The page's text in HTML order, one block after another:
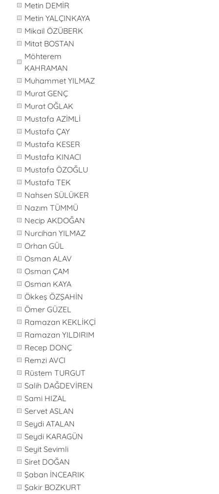
Metin DEMİR
Metin YALÇINKAYA
Mikail ÖZÜBERK
Mitat BOSTAN
Möhterem
KAHRAMAN
Muhammet YILMAZ
Murat GENÇ
Murat OĞLAK
Mustafa AZİMLİ
Mustafa ÇAY
Mustafa KESER
Mustafa KINACI
Mustafa ÖZOĞLU
Mustafa TEK
Nahsen SÜLÜKER
Nazım TÜMMÜ
Necip AKDOĞAN
Nurcihan YILMAZ
Orhan GÜL
Osman ALAV
Osman ÇAM
Osman KAYA
Ökkeş ÖZŞAHİN
Ömer GÜZEL
Ramazan KEKLİKÇİ
Ramazan YILDIRIM
Recep DONÇ
Remzi AVCI
Rüstem TURGUT
Salih DAĞDEVİREN
Sami HIZAL
Servet ASLAN
Seydi ATALAN
Seydi KARAGÜN
Seyit Sevimli
Siret DOĞAN
Şaban İNCEARIK
Şakir BOZKURT